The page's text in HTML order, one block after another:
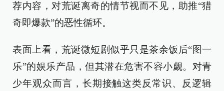
荐内容，对荒诞离奇的情节视而不见，助推“猎
奇即爆款”的恶性循环。
表面上看，荒诞微短剧似乎只是茶余饭后“图一
乐”的娱乐产品，但其潜在危害不容小觑。对青
少年观众而言，长期接触这类反常识、反逻辑